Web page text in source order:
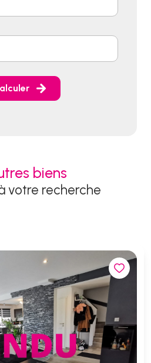
biens
votre recherche